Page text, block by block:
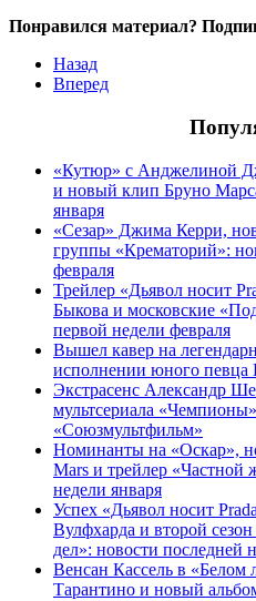
Понравился материал?
Назад
Вперед
«Кутюр» с Анджелиной
и новый клип Бруно
января
«Сезар» Джима Керри,
группы «Крематорий»:
февраля
Трейлер «Дьявол носит
Быкова и московские
первой недели февраля
Вышел кавер на
исполнении юного певца
Экстрасенс Александр
мультсериала
«Союзмультфильм»
Номинанты на «Оскар»,
Mars и трейлер «Частной
недели января
Успех «Дьявол носит
Вулфхарда и второй
дел»: новости последней
Венсан Кассель в «Белом
Тарантино и новый